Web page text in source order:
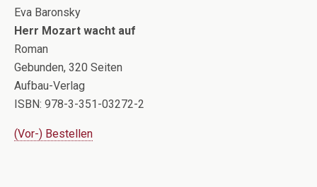
Eva Baronsky
Herr Mozart wacht auf
Roman
Gebunden, 320 Seiten
Aufbau-Verlag
ISBN: 978-3-351-03272-2
(Vor-) Bestellen